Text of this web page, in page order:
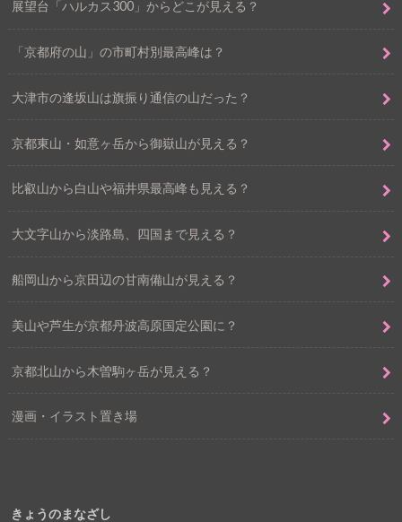
展望台「ハルカス300」からどこが見える？
「京都府の山」の市町村別最高峰は？
大津市の逢坂山は旗振り通信の山だった？
京都東山・如意ヶ岳から御嶽山が見える？
比叡山から白山や福井県最高峰も見える？
大文字山から淡路島、四国まで見える？
船岡山から京田辺の甘南備山が見える？
美山や芦生が京都丹波高原国定公園に？
京都北山から木曽駒ヶ岳が見える？
漫画・イラスト置き場
きょうのまなざし